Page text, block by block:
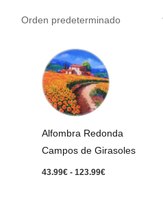
Alfombra Redonda
Campos de Girasoles
43.99€ - 123.99€
de
precios:
desde
43.99€